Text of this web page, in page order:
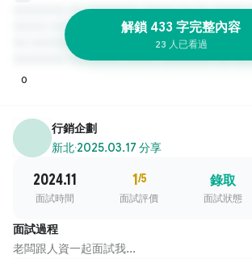
解鎖 433 字完整內容
23 人已看過
0
行銷企劃
新北·2025.03.17 分享
2024.11
面試時間
1/5
面試評價
錄取
面試狀態
面試過程
老闆跟人資一起面試我...